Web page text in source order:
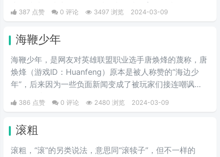
主播这话的含义，据他解释，这个词代表着开心、代表着
洗脑，所以此梗就越来越火。后来无数人跟风效仿，使其
火爆起来。
387 点赞 0 评论 3497 浏览 2024-03-09
海鞭少年
海鞭少年，是网友对英雄联盟职业选手唐焕烽的蔑称，唐
焕烽（游戏ID：Huanfeng）原本是被人称赞的“海边少
年”，后来因为一些负面新闻变成了被玩家们接连嘲讽
386 点赞 0 评论 2480 浏览 2024-03-09
滚粗
滚粗，“滚”的另类说法，意思同“滚犊子”，但不一样的